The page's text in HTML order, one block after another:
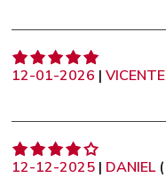
12-01-2026 |VICENTE
12-12-2025 | DANIEL(